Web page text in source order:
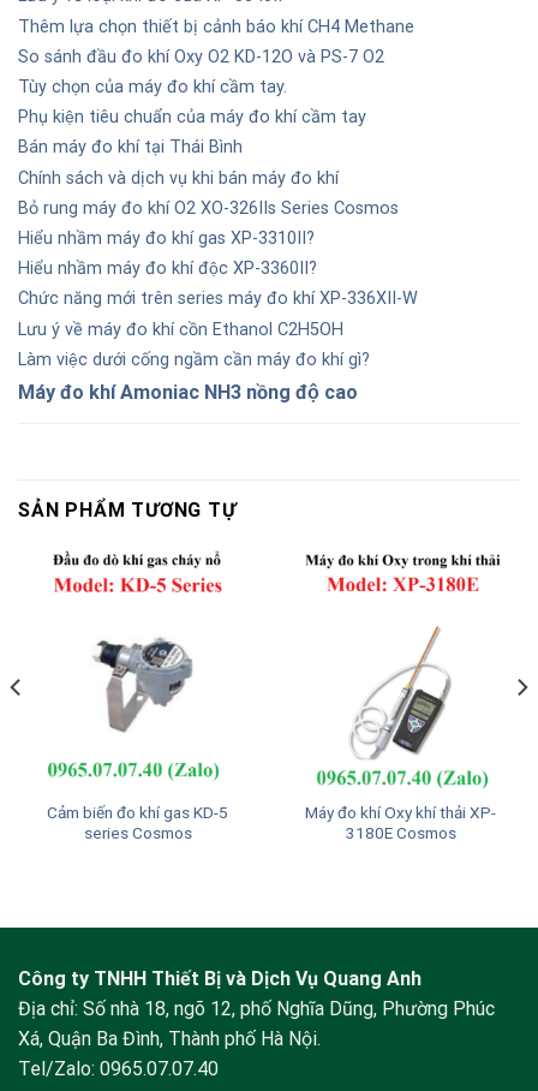
Thêm lựa chọn thiết bị cảnh báo khí CH4 Methane
So sánh đầu đo khí Oxy O2 KD-12O và PS-7 O2
Tùy chọn của máy đo khí cầm tay.
Phụ kiện tiêu chuẩn của máy đo khí cầm tay
Bán máy đo khí tại Thái Bình
Chính sách và dịch vụ khi bán máy đo khí
Bỏ rung máy đo khí O2 XO-326IIs Series Cosmos
Hiểu nhầm máy đo khí gas XP-3310II?
Hiểu nhầm máy đo khí độc XP-3360II?
Chức năng mới trên series máy đo khí XP-336XII-W
Lưu ý về máy đo khí cồn Ethanol C2H5OH
Làm việc dưới cống ngầm cần máy đo khí gì?
Máy đo khí Amoniac NH3 nồng độ cao
SẢN PHẨM TƯƠNG TỰ
Cảm biến đo khí gas KD-5
series Cosmos
Máy đo khí Oxy khí thải XP-
3180E Cosmos
Công ty TNHH Thiết Bị và Dịch Vụ Quang Anh
Địa chỉ: Số nhà 18, ngõ 12, phố Nghĩa Dũng, Phường Phúc
Xá, Quận Ba Đình, Thành phố Hà Nội.
Tel/Zalo: 0965.07.07.40